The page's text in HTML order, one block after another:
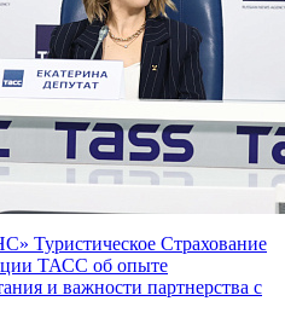
Туристическое Страхование
ТАСС об опыте
и важности партнерства с